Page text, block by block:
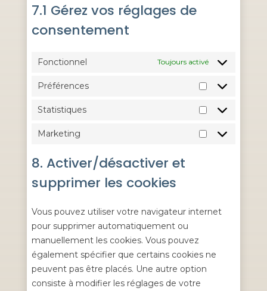
7.1 Gérez vos réglages de
consentement
Fonctionnel Toujours activé
Préférences
Préférences
Statistiques
Statistiques
Marketing
Marketing
8. Activer/désactiver et
supprimer les cookies
Vous pouvez utiliser votre navigateur internet
pour supprimer automatiquement ou
manuellement les cookies. Vous pouvez
également spécifier que certains cookies ne
peuvent pas être placés. Une autre option
consiste à modifier les réglages de votre